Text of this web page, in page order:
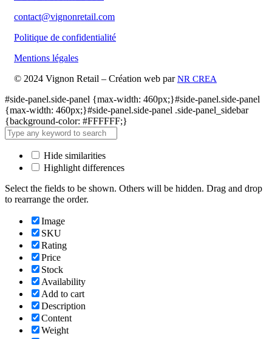
contact@vignonretail.com
Politique de confidentialité
Mentions légales
© 2024 Vignon Retail – Création web parNR CREA
#side-panel.side-panel {max-width: 460px;}#side-panel.side-panel
{max-width: 460px;}#side-panel.side-panel .side-panel_sidebar
{background-color: #FFFFFF;}
Hide similarities
Highlight differences
Select the fields to be shown. Others will be hidden. Drag and drop
to rearrange the order.
Image
SKU
Rating
Price
Stock
Availability
Add to cart
Description
Content
Weight